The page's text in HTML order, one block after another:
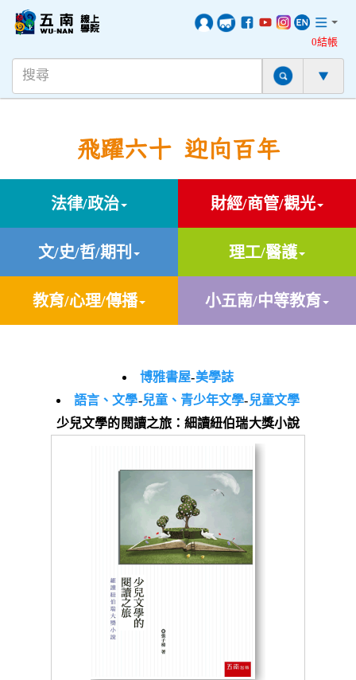
0結帳
飛躍六十 迎向百年
法律/政治 財經/商管/觀光
文/史/哲/期刊 理工/醫護
教育/心理/傳播 小五南/中等教育
博雅書屋-美學誌
語言、文學-兒童、青少年文學-兒童文學
少兒文學的閱讀之旅：細讀紐伯瑞大獎小說